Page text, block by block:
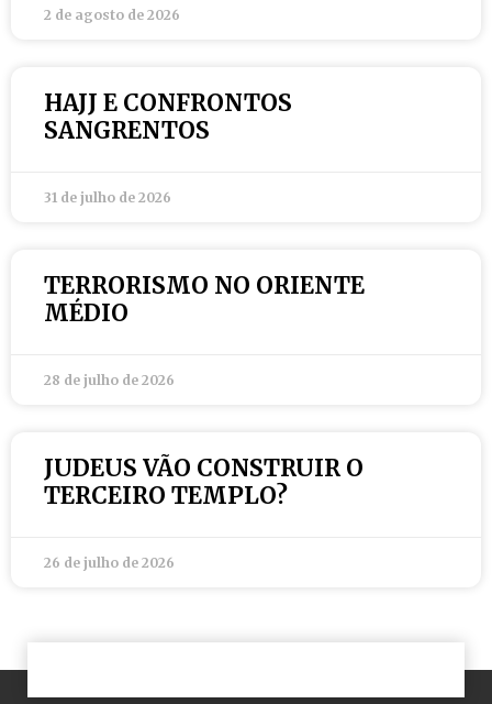
2 de agosto de 2026
HAJJ E CONFRONTOS
SANGRENTOS
31 de julho de 2026
TERRORISMO NO ORIENTE
MÉDIO
28 de julho de 2026
JUDEUS VÃO CONSTRUIR O
TERCEIRO TEMPLO?
26 de julho de 2026